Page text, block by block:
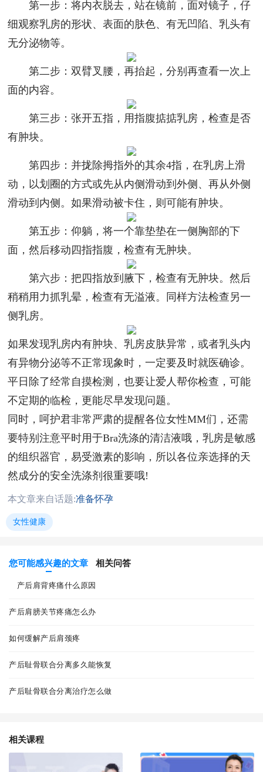
第一步：将内衣脱去，站在镜前，面对镜子，仔
细观察乳房的形状、表面的肤色、有无凹陷、乳头有
无分泌物等。
第二步：双臂叉腰，再抬起，分别再查看一次上
面的内容。
第三步：张开五指，用指腹掂掂乳房，检查是否
有肿块。
第四步：并拢除拇指外的其余4指，在乳房上滑
动，以划圈的方式或先从内侧滑动到外侧、再从外侧
滑动到内侧。如果滑动被卡住，则可能有肿块。
第五步：仰躺，将一个靠垫垫在一侧胸部的下
面，然后移动四指指腹，检查有无肿块。
第六步：把四指放到腋下，检查有无肿块。然后
稍稍用力抓乳晕，检查有无溢液。同样方法检查另一
侧乳房。
如果发现乳房内有肿块、乳房皮肤异常，或者乳头内
有异物分泌等不正常现象时，一定要及时就医确诊。
平日除了经常自摸检测，也要让爱人帮你检查，可能
不定期的临检，更能尽早发现问题。
同时，呵护君非常严肃的提醒各位女性MM们，还需
要特别注意平时用于Bra洗涤的清洁液哦，乳房是敏感
的组织器官，易受激素的影响，所以各位亲选择的天
然成分的安全洗涤剂很重要哦!
本文章来自话题:准备怀孕
女性健康
您可能感兴趣的文章 相关问答
产后肩背疼痛什么原因
产后肩膀关节疼痛怎么办
如何缓解产后肩颈疼
产后耻骨联合分离多久能恢复
产后耻骨联合分离治疗怎么做
相关课程